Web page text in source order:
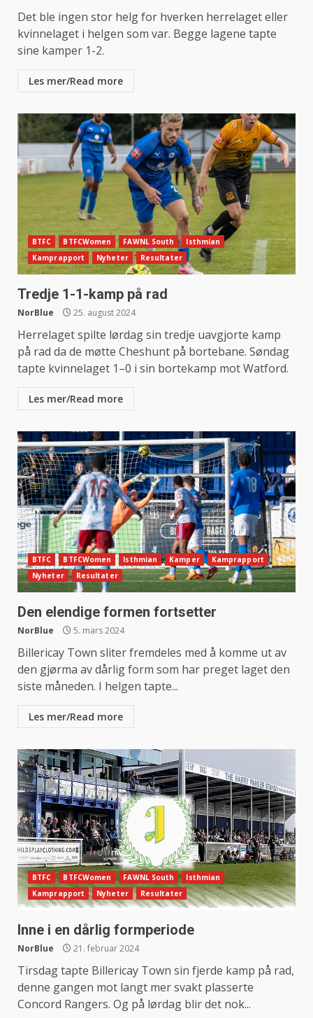
Det ble ingen stor helg for hverken herrelaget eller
kvinnelaget i helgen som var. Begge lagene tapte
sine kamper 1-2.
Les mer/Read more
BTFC BTFCWomen FAWNL South
Isthmian
Kamprapport
Nyheter Resultater
Tredje 1-1-kamp på rad
NorBlue 25. august 2024
Herrelaget spilte lørdag sin tredje uavgjorte kamp
på rad da de møtte Cheshunt på bortebane. Søndag
tapte kvinnelaget 1–0 i sin bortekamp mot Watford.
Les mer/Read more
BTFC BTFCWomen Isthmian Kamper
Kamprapport
Nyheter
Resultater
Den elendige formen fortsetter
NorBlue 5. mars 2024
Billericay Town sliter fremdeles med å komme ut av
den gjørma av dårlig form som har preget laget den
siste måneden. I helgen tapte...
Les mer/Read more
BTFC BTFCWomen FAWNL South
Isthmian
Kamprapport
Nyheter Resultater
Inne i en dårlig formperiode
NorBlue 21. februar 2024
Tirsdag tapte Billericay Town sin fjerde kamp på rad,
denne gangen mot langt mer svakt plasserte
Concord Rangers. Og på lørdag blir det nok...